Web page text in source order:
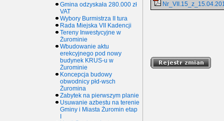
Gmina odzyskała 280.000 zł
VAT
Wybory Burmistrza II tura
Rada Miejska VII Kadencji
Tereny Inwestycyjne w
Żurominie
Wbudowanie aktu
erekcyjnego pod nowy
budynek KRUS-u w
Żurominie
Koncepcja budowy
obwodnicy płd-wsch
Żuromina
Zabytek na pierwszym planie
Usuwanie azbestu na terenie
Gminy i Miasta Żuromin etap